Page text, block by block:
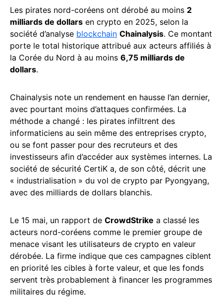
Les pirates nord-coréens ont dérobé au moins 2
milliards de dollars en crypto en 2025, selon la
société d’analyse blockchain Chainalysis. Ce montant
porte le total historique attribué aux acteurs affiliés à
la Corée du Nord à au moins 6,75 milliards de
dollars.
Chainalysis note un rendement en hausse l’an dernier,
avec pourtant moins d’attaques confirmées. La
méthode a changé : les pirates infiltrent des
informaticiens au sein même des entreprises crypto,
ou se font passer pour des recruteurs et des
investisseurs afin d’accéder aux systèmes internes. La
société de sécurité CertiK a, de son côté, décrit une
« industrialisation » du vol de crypto par Pyongyang,
avec des milliards de dollars blanchis.
Le 15 mai, un rapport de CrowdStrike a classé les
acteurs nord-coréens comme le premier groupe de
menace visant les utilisateurs de crypto en valeur
dérobée. La firme indique que ces campagnes ciblent
en priorité les cibles à forte valeur, et que les fonds
servent très probablement à financer les programmes
militaires du régime.